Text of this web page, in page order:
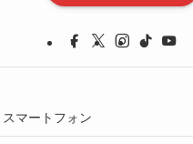
スマートフォン